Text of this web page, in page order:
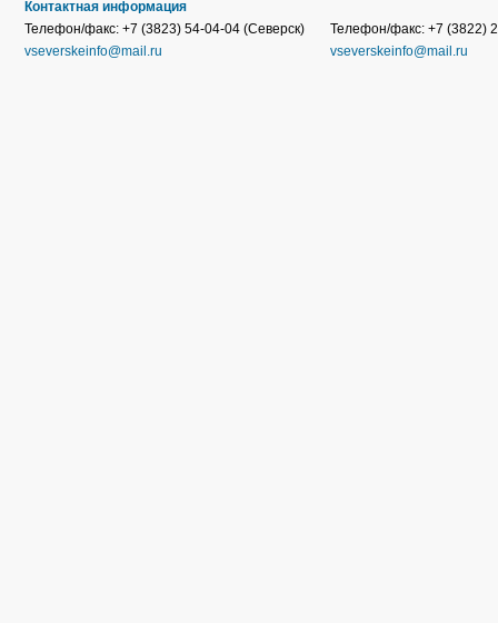
Контактная информация
Телефон/факс: +7 (3823) 54-04-04 (Северск)
vseverskeinfo@mail.ru
Телефон/факс: +7 (3822)
vseverskeinfo@mail.ru